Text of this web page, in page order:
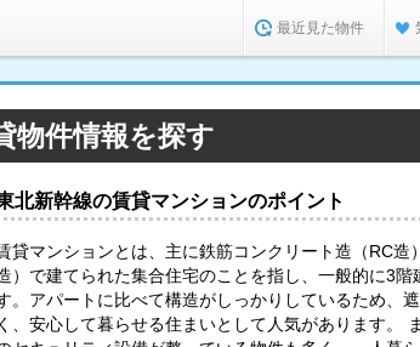
最近見た物件
物件情報を探す
北新幹線の賃貸マンションのポイント
貸マンションとは、主に鉄筋コンクリート造（RC造
）で建てられた集合住宅のことを指し、一般的に3
。アパートに比べて構造がしっかりしているため、
く、安心して暮らせる住まいとして人気があります。